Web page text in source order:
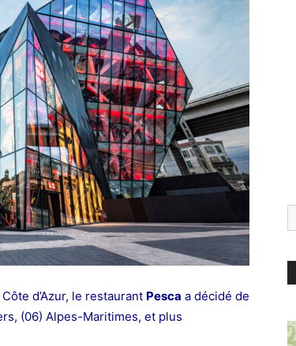
d’Azur, le restaurant Pesca a décidé de
(06) Alpes-Maritimes, et plus